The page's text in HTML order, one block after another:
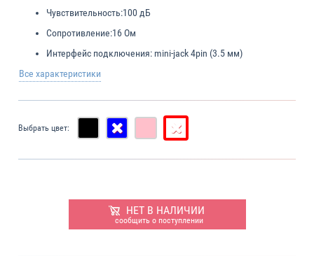
Чувствительность:100 дБ
Сопротивление:16 Ом
Интерфейс подключения: mini-jack 4pin (3.5 мм)
Все характеристики
Выбрать цвет:
НЕТ В НАЛИЧИИ
сообщить о поступлении